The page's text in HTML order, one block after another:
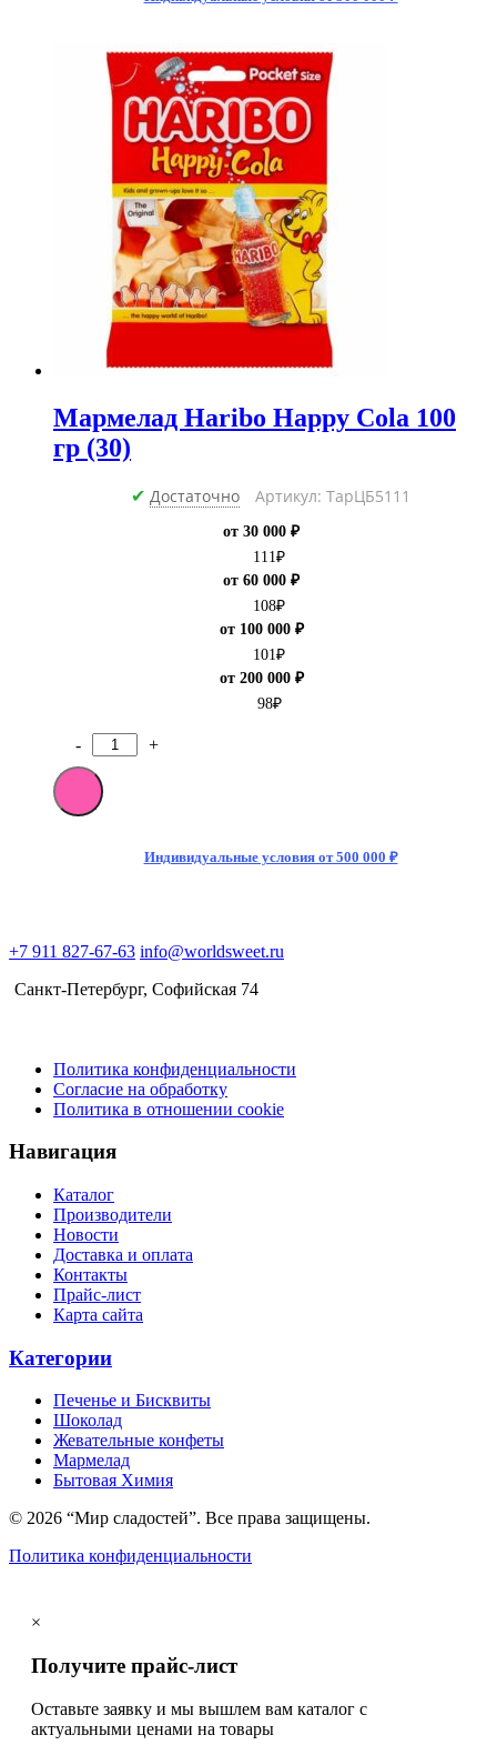
Мармелад Haribo Happy Cola 100
гр (30)
✔ Достаточно Артикул: ТарЦБ5111
от 30 000 ₽
111₽
от 60 000 ₽
108₽
от 100 000 ₽
101₽
от 200 000 ₽
98₽
Количество
товара
Мармелад
Haribo
- +
Индивидуальные условия от 500 000 ₽
+7 911 827-67-63 info@worldsweet.ru
Санкт-Петербург​, Софийская 74
Политика конфиденциальности
Согласие на обработку
Политика в отношении cookie
Навигация
Каталог
Производители
Новости
Доставка и оплата
Контакты
Прайс-лист
Карта сайта
Категории
Печенье и Бисквиты
Шоколад
Жевательные конфеты
Мармелад
Бытовая Химия
© 2026 “Мир сладостей”. Все права защищены.
Политика конфиденциальности
×
Получите прайс-лист
Оставьте заявку и мы вышлем вам каталог с
актуальными ценами на товары